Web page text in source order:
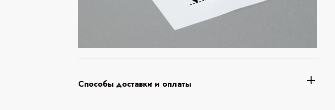
Способы доставки и оплаты